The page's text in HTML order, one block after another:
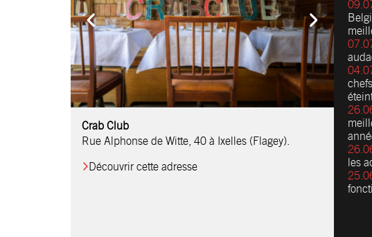
Comptoir Chouchou
Crab Club
Rue Alphonse de Witte, 40 à Ixelles (Flagey).
Découvrir cette adresse
OM Restaurant
Table & Comptoir
Le Relais d’Orti
Studio 97
Löctave Restaurant
F-eat Restaurant
L’Art des Mets
Restaurant Harmonie
La Table de Jean
les